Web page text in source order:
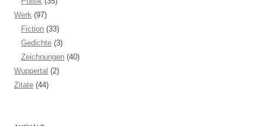
Werk (97)
Fiction (33)
Gedichte (3)
Zeichnungen (40)
Wuppertal (2)
Zitate (44)